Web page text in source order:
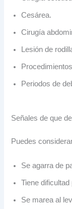
Cesárea.
Cirugía
Lesión de
Periodos de
Señales de que
Puedes
Se agarra de
Tiene
Se marea al